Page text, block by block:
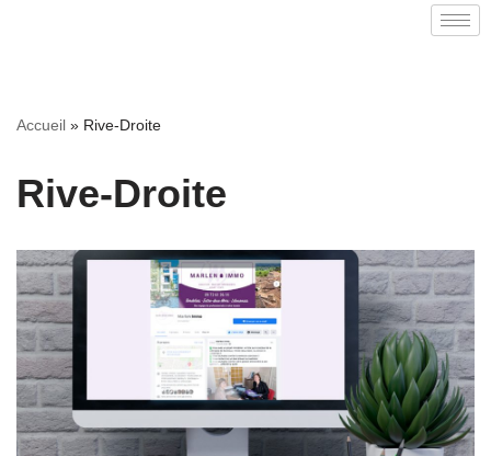
Accueil » Rive-Droite
Rive-Droite